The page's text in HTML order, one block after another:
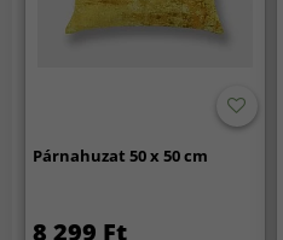
Párnahuzat 50 x 50 cm
8 299 Ft